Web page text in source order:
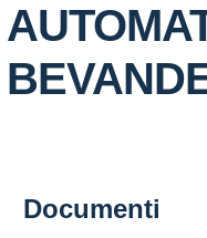
Documenti